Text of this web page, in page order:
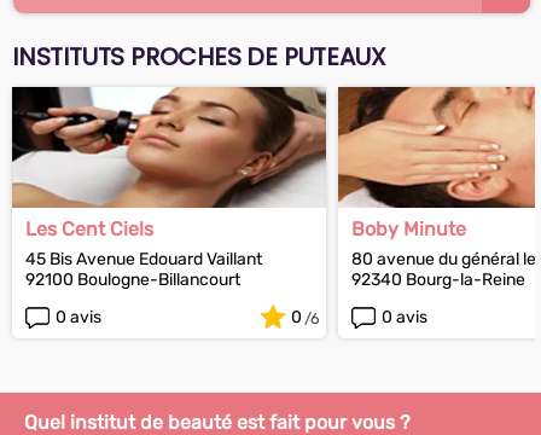
INSTITUTS PROCHES DE PUTEAUX
Les Cent Ciels
45 Bis Avenue Edouard Vaillant
92100 Boulogne-Billancourt
0 avis
0
Boby Minute
80 avenue du général
92340 Bourg-la-Reine
0 avis
Quel institut de beauté est fait pour vous ?